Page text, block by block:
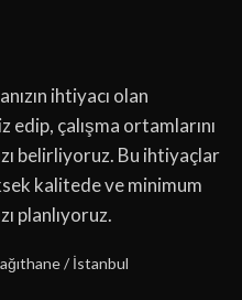
ihtiyacı olan
edip, çalışma ortamlarını
belirliyoruz. Bu ihtiyaçlar
kalitede ve minimum
planlıyoruz.
/ İstanbul